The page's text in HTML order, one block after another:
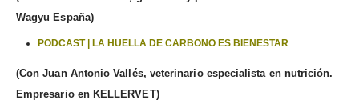
Wagyu España)
PODCAST | LA HUELLA DE CARBONO ES BIENESTAR
(Con Juan Antonio Vallés, veterinario especialista en nutrición.
Empresario en KELLERVET)